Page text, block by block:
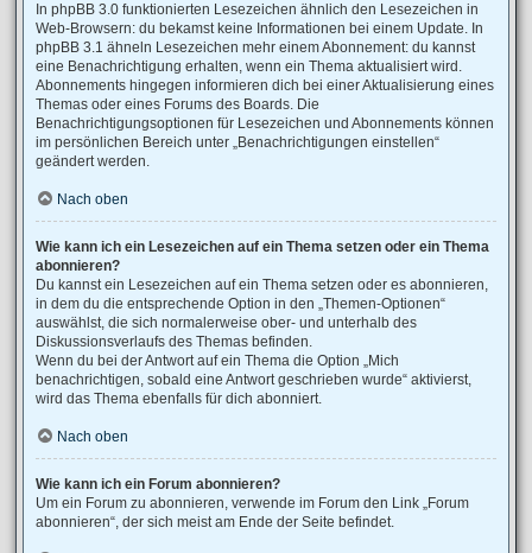
In phpBB 3.0 funktionierten Lesezeichen ähnlich den Lesezeichen in
Web-Browsern: du bekamst keine Informationen bei einem Update. In
phpBB 3.1 ähneln Lesezeichen mehr einem Abonnement: du kannst
eine Benachrichtigung erhalten, wenn ein Thema aktualisiert wird.
Abonnements hingegen informieren dich bei einer Aktualisierung eines
Themas oder eines Forums des Boards. Die
Benachrichtigungsoptionen für Lesezeichen und Abonnements können
im persönlichen Bereich unter „Benachrichtigungen einstellen“
geändert werden.
Nach oben
Wie kann ich ein Lesezeichen auf ein Thema setzen oder ein Thema
abonnieren?
Du kannst ein Lesezeichen auf ein Thema setzen oder es abonnieren,
in dem du die entsprechende Option in den „Themen-Optionen“
auswählst, die sich normalerweise ober- und unterhalb des
Diskussionsverlaufs des Themas befinden.
Wenn du bei der Antwort auf ein Thema die Option „Mich
benachrichtigen, sobald eine Antwort geschrieben wurde“ aktivierst,
wird das Thema ebenfalls für dich abonniert.
Nach oben
Wie kann ich ein Forum abonnieren?
Um ein Forum zu abonnieren, verwende im Forum den Link „Forum
abonnieren“, der sich meist am Ende der Seite befindet.